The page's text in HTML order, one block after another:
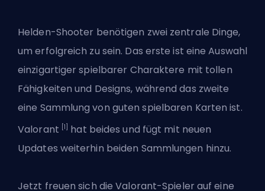
Helden-Shooter benötigen zwei zentrale Dinge,
um erfolgreich zu sein. Das erste ist eine Auswahl
einzigartiger spielbarer Charaktere mit tollen
Fähigkeiten und Designs, während das zweite
eine Sammlung von guten spielbaren Karten ist.
Valorant [1]
hat beides und fügt mit neuen
Updates weiterhin beiden Sammlungen hinzu.
Jetzt freuen sich die Valorant-Spieler auf eine